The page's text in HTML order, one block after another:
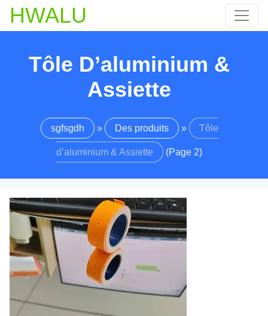
HWALU
Tôle D’aluminium &
Assiette
sgfsgdh » Des produits » Tôle
d’aluminium & Assiette (Page 2)